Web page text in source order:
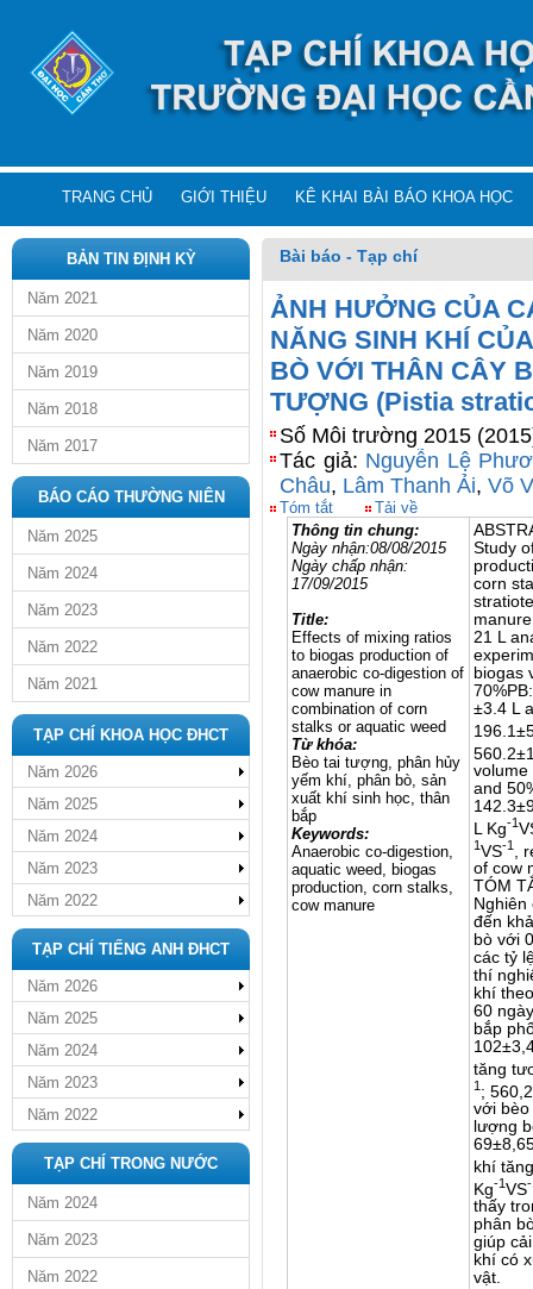
TRANG CHỦ GIỚI THIỆU KÊ KHAI BÀI BÁO KHOA HỌC
BẢN TIN ĐỊNH KỲ
Năm 2021
Năm 2020
Năm 2019
Năm 2018
Năm 2017
BÁO CÁO THƯỜNG NIÊN
Năm 2025
Năm 2024
Năm 2023
Năm 2022
Năm 2021
TẠP CHÍ KHOA HỌC ĐHCT
Năm 2026
Năm 2025
Năm 2024
Năm 2023
Năm 2022
TẠP CHÍ TIẾNG ANH ĐHCT
Năm 2026
Năm 2025
Năm 2024
Năm 2023
Năm 2022
TẠP CHÍ TRONG NƯỚC
Năm 2024
Năm 2023
Năm 2022
Bài báo - Tạp chí
ẢNH HƯỞNG CỦA
NĂNG SINH KHÍ
BÒ VỚI THÂN CÂY
TƯỢNG (Pistia
Số Môi trường 2015
Tác giả: Nguyễn Lệ
Châu, Lâm Thanh Ải, Võ
Tóm tắt
Tải về
Thông tin chung:
Ngày nhận:08/08/2015
Ngày chấp nhận:
17/09/2015
Title:
Effects of mixing ratios
to biogas production of
anaerobic co-digestion of
cow manure in
combination of corn
stalks or aquatic weed
Từ khóa:
Bèo tai tượng, phân hủy
yếm khí, phân bò, sản
xuất khí sinh học, thân
bắp
Keywords:
Anaerobic co-digestion,
aquatic weed, biogas
production, corn stalks,
cow manure
Study
corn
21 L
biogas
±3.4 L
volume
and
L Kg-1
1VS-1
,
of cow
TÓM
đến
bò với
các tỷ
thí
khí
60
bắp
tăng
1 ;
với bèo
lượng
khí
Kg-1VS
thấy
phân
giúp
khí có
vật.